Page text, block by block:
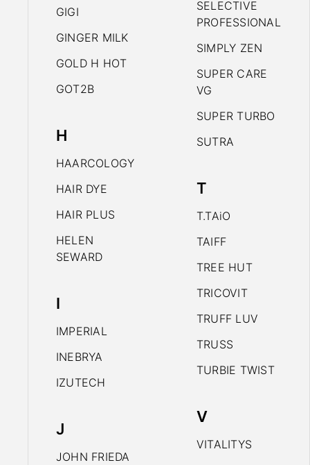
GIGI
GINGER MILK
GOLD H HOT
GOT2B
H
HAARCOLOGY
HAIR DYE
HAIR PLUS
HELEN
SEWARD
I
IMPERIAL
INEBRYA
IZUTECH
J
JOHN FRIEDA
SELECTIVE
PROFESSIONAL
SIMPLY ZEN
SUPER CARE
VG
SUPER TURBO
SUTRA
T
T.TAiO
TAIFF
TREE HUT
TRICOVIT
TRUFF LUV
TRUSS
TURBIE TWIST
V
VITALITYS